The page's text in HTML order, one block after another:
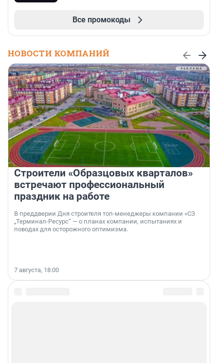
Все промокоды
НОВОСТИ КОМПАНИЙ
Строители «Образцовых кварталов»
встречают профессиональный
праздник на работе
В преддверии Дня строителя топ-менеджеры компании «СЗ
„Терминал-Ресурс“ — о планах компании, испытаниях и
поводах для осторожного оптимизма.
7 августа, 18:00